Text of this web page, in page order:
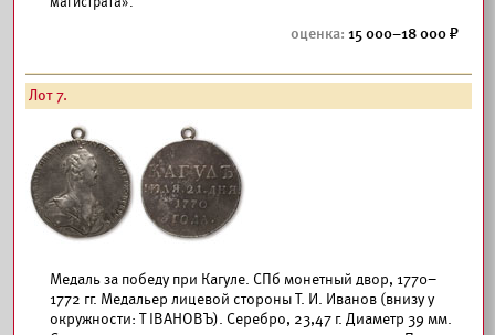
15 000–18 000
Лот 7.
Медаль за победу при Кагуле. СПб монетный двор, 1770–
1772 гг. Медальер лицевой стороны Т. И. Иванов (внизу у
окружности: Т IВАНОВЪ). Серебро, 23,47 г. Диаметр 39 мм.